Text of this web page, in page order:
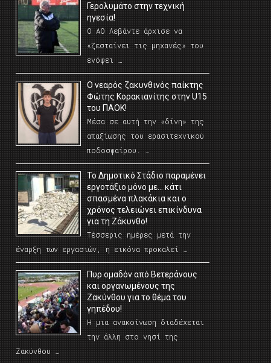
Γερολυμάτο στην τεχνική
ηγεσία!
Ο ΑΟ Λεβάντε άρχισε να
«ζεσταίνει τις μηχανές» του
ενόψει …
O νεαρός ζακυνθινός παίκτης
Φώτης Κορακιανίτης στην U15
του ΠΑΟΚ!
Μέσα σε αυτή την «δίνη» της
απαξίωσης του ερασιτεχνικού
ποδοσφαίρου. …
Το Δημοτικό Στάδιο παραμένει
εργοτάξιο μόνο με… κάτι
σπασμένα πλακάκια και ο
χρόνος τελειώνει επικίνδυνα
για τη Ζάκυνθο!
Τέσσερις ημέρες μετά την
έναρξη των εργασιών, η εικόνα προκαλεί …
Πυρ ομαδόν από Βετεράνους
και οργανωμένους της
Ζακύνθου για το θέμα του
γηπέδου!
Η μια ανακοίνωση διαδέχεται
την άλλη στο νησί της
Ζακύνθου …